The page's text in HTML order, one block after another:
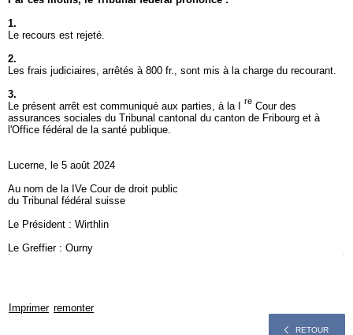
1.
Le recours est rejeté.
2.
Les frais judiciaires, arrêtés à 800 fr., sont mis à la charge du recourant.
3.
Le présent arrêt est communiqué aux parties, à la I
re Cour des
assurances sociales du Tribunal cantonal du canton de Fribourg et à
l'Office fédéral de la santé publique.
Lucerne, le 5 août 2024
Au nom de la IVe Cour de droit public
du Tribunal fédéral suisse
Le Président : Wirthlin
Le Greffier : Ourny
Imprimer remonter
RETOUR